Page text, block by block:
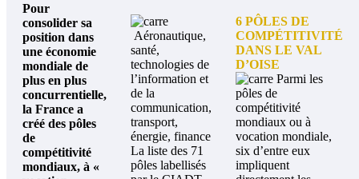
Pour
consolider sa
position dans
une économie
mondiale de
plus en plus
concurrentielle,
la France a
créé des pôles
de
compétitivité
mondiaux, à «
Aéronautique,
santé,
technologies de
l’information et
de la
communication,
transport,
énergie, finance
La liste des 71
pôles labellisés
6 PÔLES DE
COMPÉTITIVITÉ
DANS LE VAL
D’OISE
Parmi les
pôles de
compétitivité
mondiaux ou à
vocation mondiale,
six d’entre eux
impliquent